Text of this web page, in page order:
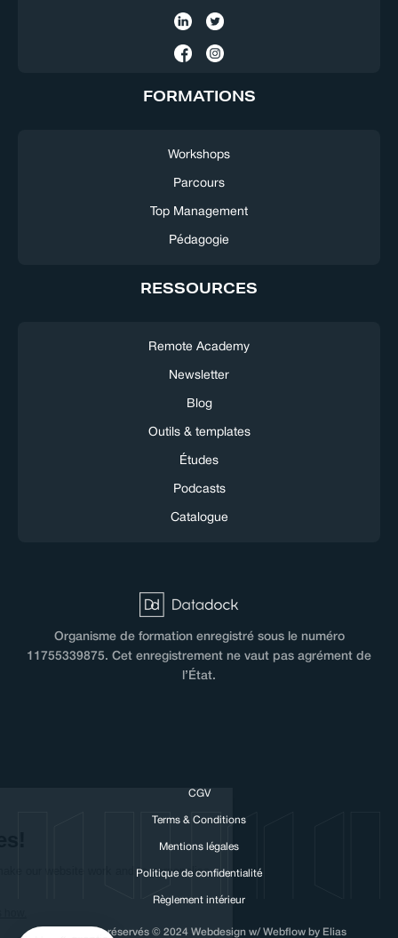
FORMATIONS
Workshops
Parcours
Top Management
Pédagogie
RESSOURCES
Remote Academy
Newsletter
Blog
Outils & templates
Études
Podcasts
Catalogue
Organisme de formation enregistré sous le numéro
11755339875. Cet enregistrement ne vaut pas agrément de
l’État.
CGV
Terms & Conditions
Mentions légales
Politique de confidentialité
Règlement intérieur
Tous droits réservés © 2024 Webdesign w/ Webflow by Elias
We love cookies!
We need to use cookies to make our